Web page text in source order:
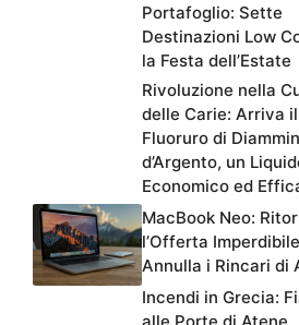
Portafoglio: Sette
Destinazioni Low
la Festa dell’Estate
Rivoluzione nella
delle Carie: Arriva il
Fluoruro di
d’Argento, un
Economico ed
MacBook Neo:
l’Offerta
Annulla i Rincari di
Incendi in Grecia: